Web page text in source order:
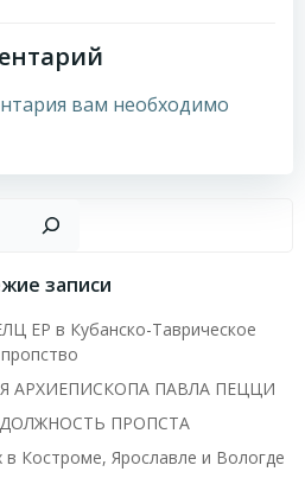
вам необходимо
записи
ЕР в Кубанско-Таврическое
пропство
АРХИЕПИСКОПА ПАВЛА ПЕЦЦИ
ПРОПСТА
Костроме, Ярославле и Вологде